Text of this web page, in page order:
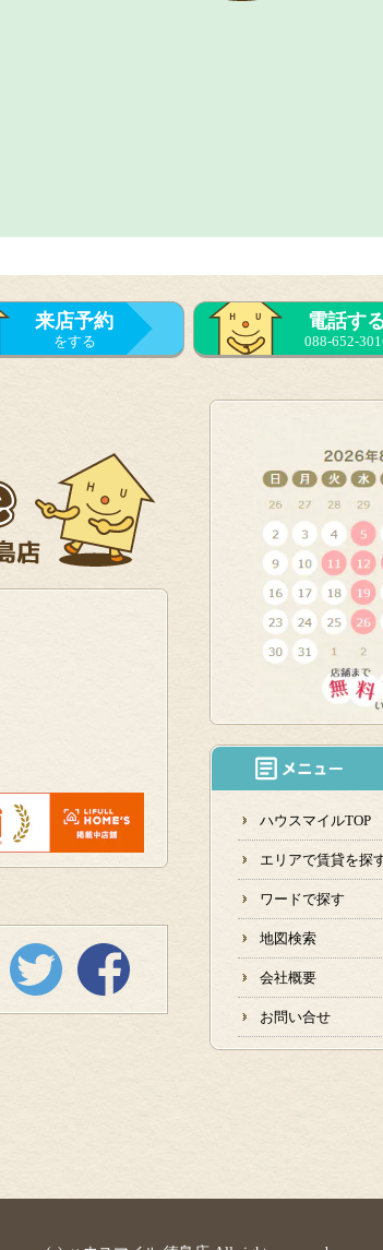
来店予約
をする
電話す
088-652-
ハウスマイルTOP
エリアで賃貸を探
ワードで探す
地図検索
会社概要
お問い合せ